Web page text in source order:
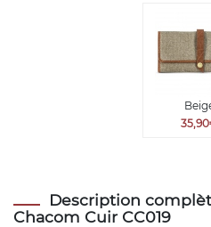
Description
Chacom Cuir CC019